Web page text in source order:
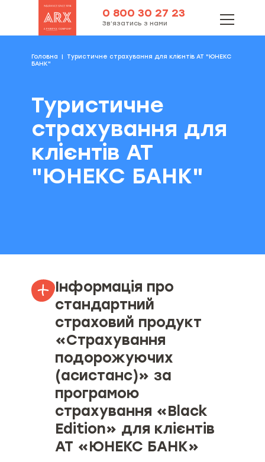
0 800 30 27 23
Зв’язатись з нами
Головна
Туристичне страхування для клієнтів АТ "ЮНЕКС
БАНК"
Туристичне
страхування для
клієнтів АТ
"ЮНЕКС БАНК"
Інформація про
стандартний
страховий продукт
«Страхування
подорожуючих
(асистанс)» за
програмою
страхування «Black
Edition» для клієнтів
АТ «ЮНЕКС БАНК»